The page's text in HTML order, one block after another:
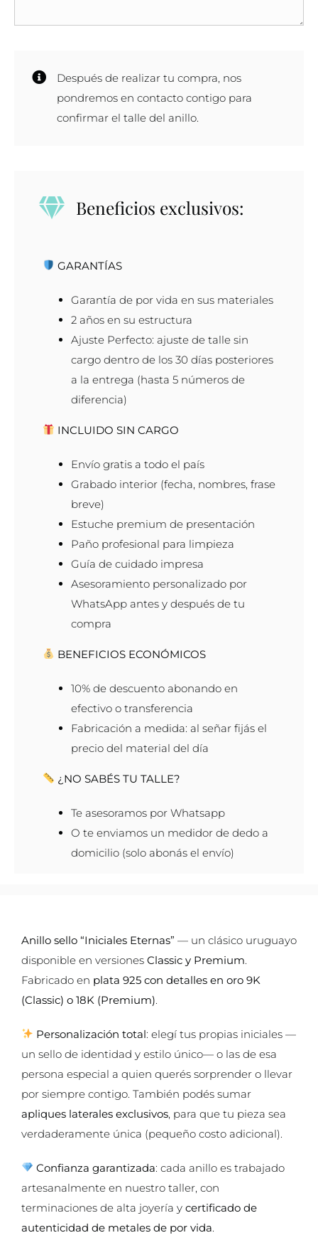
Después de realizar tu compra, nos
pondremos en contacto contigo para
confirmar el talle del anillo.
Beneficios exclusivos:
GARANTÍAS
Garantía de por vida en sus materiales
2 años en su estructura
Ajuste Perfecto: ajuste de talle sin
cargo dentro de los 30 días posteriores
a la entrega (hasta 5 números de
diferencia)
INCLUIDO SIN CARGO
Envío gratis a todo el país
Grabado interior (fecha, nombres, frase
breve)
Estuche premium de presentación
Paño profesional para limpieza
Guía de cuidado impresa
Asesoramiento personalizado por
WhatsApp antes y después de tu
compra
BENEFICIOS ECONÓMICOS
10% de descuento abonando en
efectivo o transferencia
Fabricación a medida: al señar fijás el
precio del material del día
¿NO SABÉS TU TALLE?
Te asesoramos por Whatsapp
O te enviamos un medidor de dedo a
domicilio (solo abonás el envío)
Anillo sello “Iniciales Eternas” — un clásico uruguayo
disponible en versiones Classic y Premium.
Fabricado en plata 925 con detalles en oro 9K
(Classic) o 18K (Premium).
Personalización total: elegí tus propias iniciales —
un sello de identidad y estilo único— o las de esa
persona especial a quien querés sorprender o llevar
por siempre contigo. También podés sumar
apliques laterales exclusivos, para que tu pieza sea
verdaderamente única (pequeño costo adicional).
Confianza garantizada: cada anillo es trabajado
artesanalmente en nuestro taller, con
terminaciones de alta joyería y certificado de
autenticidad de metales de por vida.